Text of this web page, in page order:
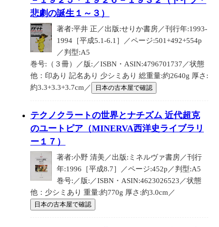
悲劇の誕生１～３）
著者:平井 正／出版:せりか書房／刊行年:1993-
1994［平成5.1-6.1］／ページ:501+492+554p
／判型:A5
巻号:（３冊）／版:／ISBN・ASIN:4796701737／状態
他：印あり 記名あり 少シミあり 総重量:約2640g 厚さ:
約3.3+3.3+3.7cm／
日本の古本屋で確認
テクノクラートの世界とナチズム 近代超克
のユートピア（MINERVA西洋史ライブラリ
ー１７）
著者:小野 清美／出版:ミネルヴァ書房／刊行
年:1996［平成8.7］／ページ:452p／判型:A5
巻号:／版:／ISBN・ASIN:4623026523／状態
他：少シミあり 重量:約770g 厚さ:約3.0cm／
日本の古本屋で確認